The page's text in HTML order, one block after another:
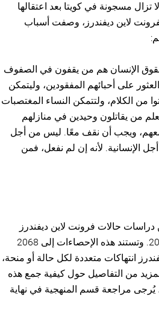
تزال مسجونة في كويتا بعد اعتقالها
لاين ديفندرز، وصفت أسباب
الإنسان هم من يقفون في الصفوف
على أحبائهم المفقودين، وليتمكن
من الكلام، ولتتمكن النساء المغتصبات
من يقاتلون وحيدين في منازلهم
ويجب أن نقف معًا. ليس من أجل
لأنه إن لم نفعل، فمن
دراسات حالات فرونت لاين ديفندرز
وطلبات المنح المعتمدة بين 1 يناير و31 ديسمبر 2024. وتستند هذه الإحصاءات إلى 2068
لاين ديفندرز انتهاكات متعددة لكل حالة أو منحة،
من التفاصيل حول كيفية جمع هذه
يُرجى مراجعة قسم المنهجية في نهاية